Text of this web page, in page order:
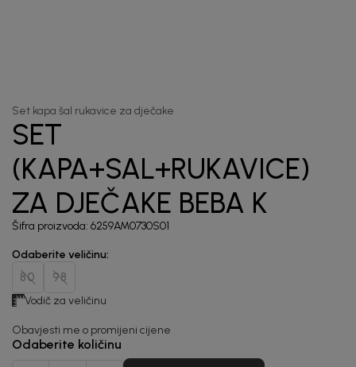
Set kapa šal rukavice za dječake
SET
(KAPA+SAL+RUKAVICE)
ZA DJEČAKE BEBA K
Šifra proizvoda: 6259AM0730S01
Odaberite veličinu:
80 98
Vodič za veličinu
Obavjesti me o promijeni cijene
Odaberite količinu